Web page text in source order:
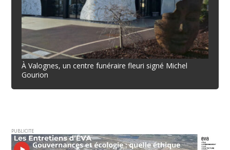
À Valognes, un centre funéraire fleuri signé Michel
Gourion
PUBLICITE